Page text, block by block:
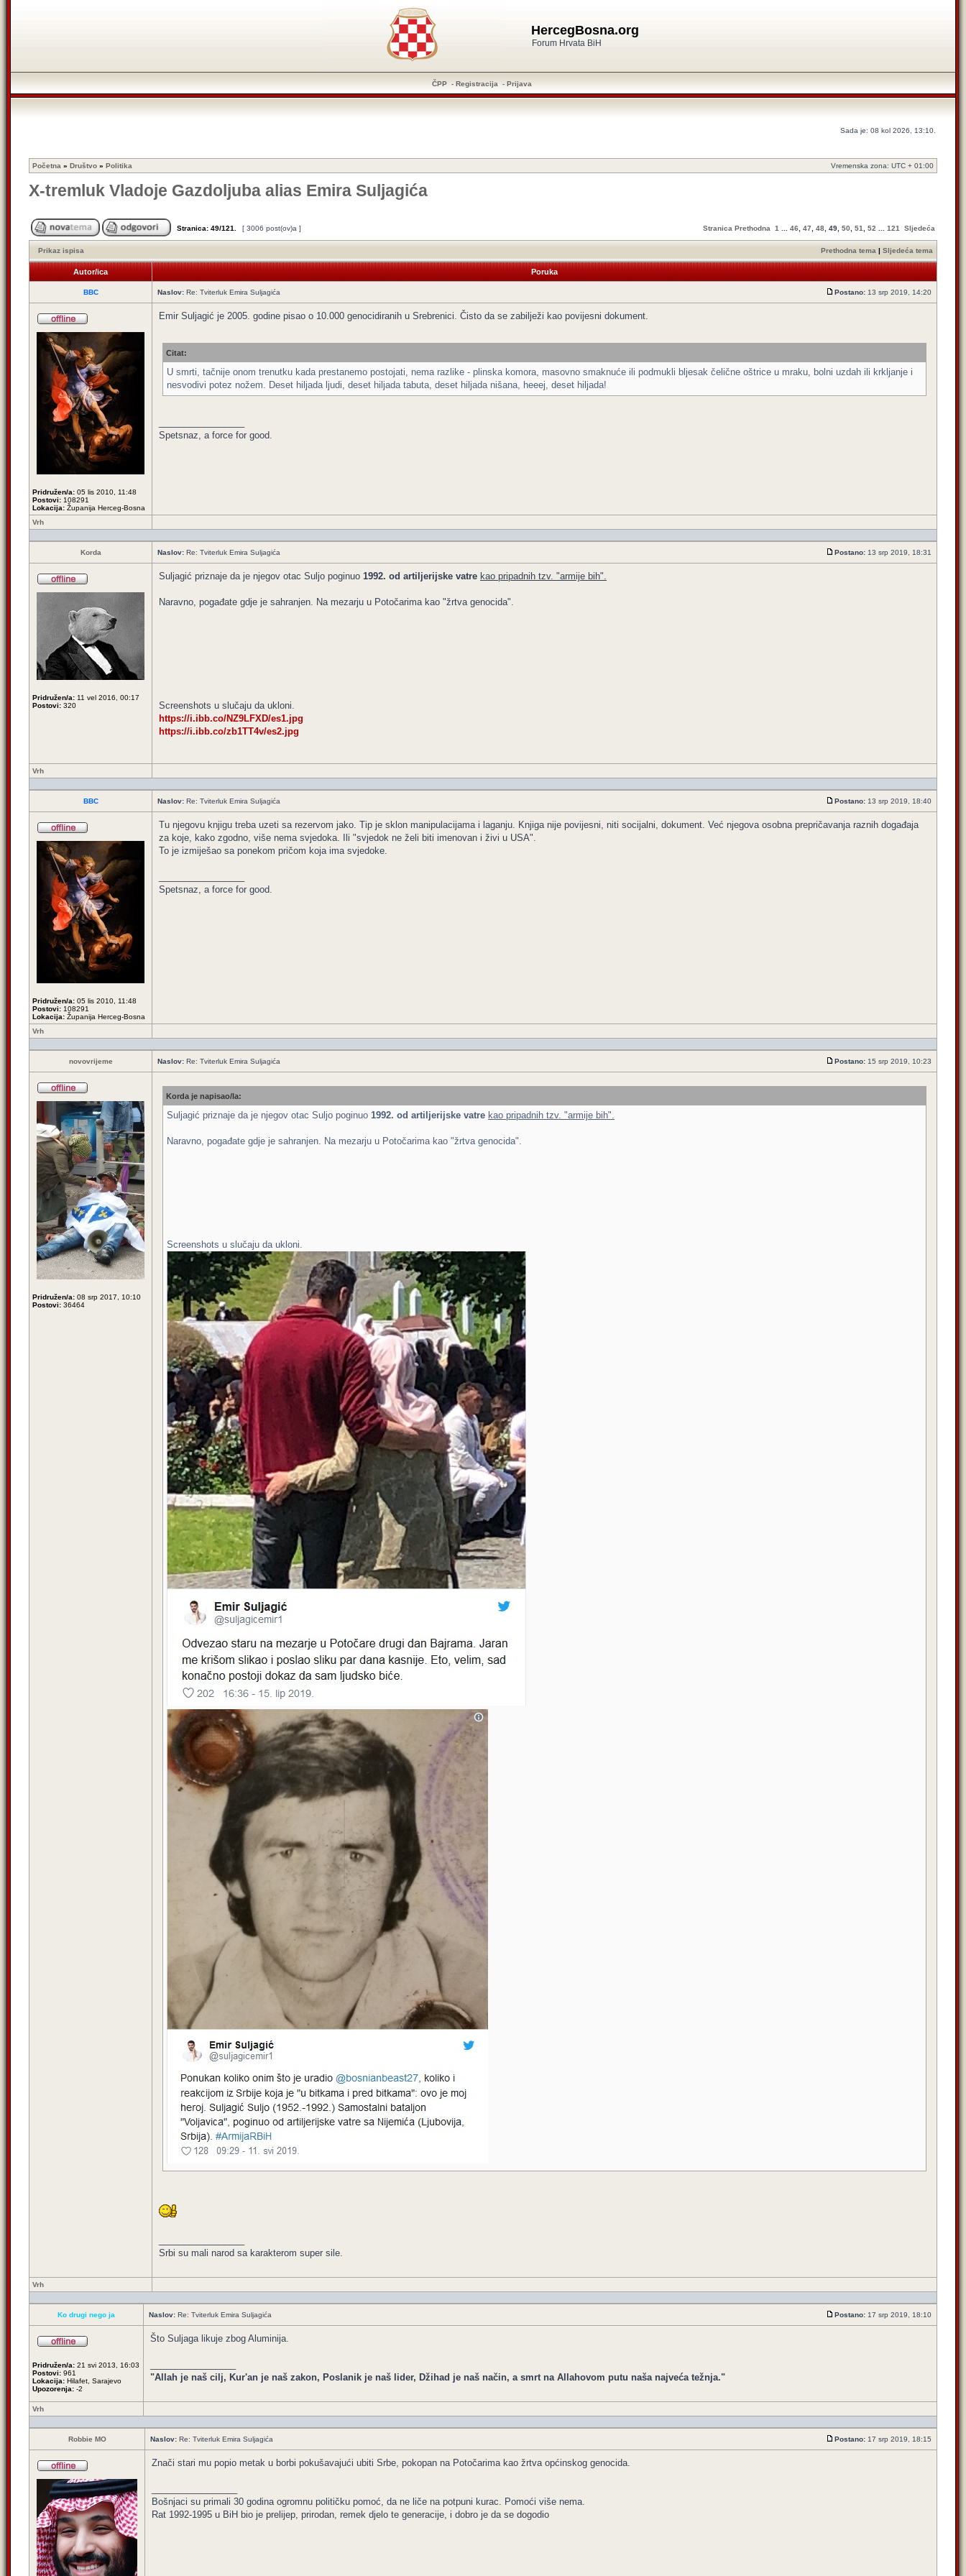
HercegBosna.org
Forum Hrvata BiH
ČPP - Registracija - Prijava
Sada je: 08 kol 2026, 13:10.
Početna » Društvo » Politika Vremenska zona: UTC + 01:00
X-tremluk Vladoje Gazdoljuba alias Emira Suljagića
Stranica: 49/121 [ 3006 post(ov)a ] Stranica Prethodna 1 46 47 48 49 50 51 52 121 Sljedeća
Prikaz ispisa Prethodna tema | Sljedeća tema
Autor/ica Poruka
BBC Naslov: Re: Tviterluk Emira Suljagića Postano: 13 srp 2019, 14:20
Pridružen/a: 05 lis 2010, 11:48
Postovi: 108291
Lokacija: Županija Herceg-Bosna
Emir Suljagić je 2005. godine pisao o 10.000 genocidiranih u Srebrenici. Čisto da se zabilježi kao povijesni dokument.
Citat:
U smrti, tačnije onom trenutku kada prestanemo postojati, nema razlike - plinska komora, masovno smaknuće ili podmukli bljesak čelične oštrice u mraku, bolni uzdah ili krkljanje i
nesvodivi potez nožem. Deset hiljada ljudi, deset hiljada tabuta, deset hiljada nišana, heeej, deset hiljada!
Spetsnaz, a force for good.
Vrh
Korda Naslov: Re: Tviterluk Emira Suljagića Postano: 13 srp 2019, 18:31
Pridružen/a: 11 vel 2016, 00:17
Postovi: 320
Suljagić priznaje da je njegov otac Suljo poginuo 1992. od artiljerijske vatre kao pripadnih tzv. "armije bih".
Naravno, pogađate gdje je sahranjen. Na mezarju u Potočarima kao "žrtva genocida".
Screenshots u slučaju da ukloni.
https://i.ibb.co/NZ9LFXD/es1.jpg
https://i.ibb.co/zb1TT4v/es2.jpg
Vrh
BBC Naslov: Re: Tviterluk Emira Suljagića Postano: 13 srp 2019, 18:40
Pridružen/a: 05 lis 2010, 11:48
Postovi: 108291
Lokacija: Županija Herceg-Bosna
Tu njegovu knjigu treba uzeti sa rezervom jako. Tip je sklon manipulacijama i laganju. Knjiga nije povijesni, niti socijalni, dokument. Već njegova osobna prepričavanja raznih događaja
za koje, kako zgodno, više nema svjedoka. Ili "svjedok ne želi biti imenovan i živi u USA".
To je izmiješao sa ponekom pričom koja ima svjedoke.
Spetsnaz, a force for good.
Vrh
novovrijeme Naslov: Re: Tviterluk Emira Suljagića Postano: 15 srp 2019, 10:23
Pridružen/a: 08 srp 2017, 10:10
Postovi: 36464
Korda je napisao/la:
Suljagić priznaje da je njegov otac Suljo poginuo 1992. od artiljerijske vatre kao pripadnih tzv. "armije bih".
Naravno, pogađate gdje je sahranjen. Na mezarju u Potočarima kao "žrtva genocida".
Screenshots u slučaju da ukloni.
Srbi su mali narod sa karakterom super sile.
Vrh
Ko drugi nego ja Naslov: Re: Tviterluk Emira Suljagića Postano: 17 srp 2019, 18:10
Pridružen/a: 21 svi 2013, 16:03
Postovi: 961
Lokacija: Hilafet, Sarajevo
Upozorenja: -2
Što Suljaga likuje zbog Aluminija.
"Allah je naš cilj, Kur'an je naš zakon, Poslanik je naš lider, Džihad je naš način, a smrt na Allahovom putu naša najveća težnja."
Vrh
Robbie MO Naslov: Re: Tviterluk Emira Suljagića Postano: 17 srp 2019, 18:15
Znači stari mu popio metak u borbi pokušavajući ubiti Srbe, pokopan na Potočarima kao žrtva općinskog genocida.
Bošnjaci su primali 30 godina ogromnu političku pomoć, da ne liče na potpuni kurac. Pomoći više nema.
Rat 1992-1995 u BiH bio je prelijep, prirodan, remek djelo te generacije, i dobro je da se dogodio